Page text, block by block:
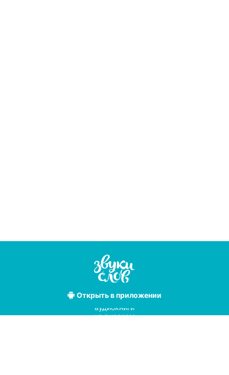
Открытьв приложении
Лучшие
аудиокниги
на русском